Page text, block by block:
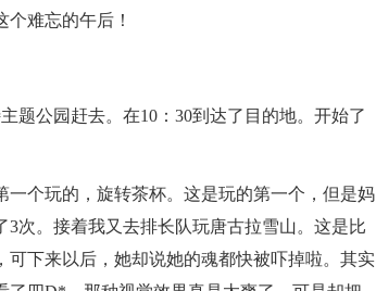
难忘的午后！
题公园赶去。在10：30到达了目的地。开始了
个玩的，旋转茶杯。这是玩的第一个，但是妈
次。接着我又去排长队玩唐古拉雪山。这是比
下来以后，她却说她的魂都快被吓掉啦。其实